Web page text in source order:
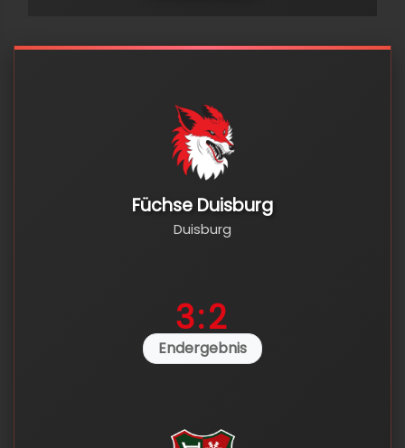
Füchse Duisburg
Duisburg
3:2
Endergebnis